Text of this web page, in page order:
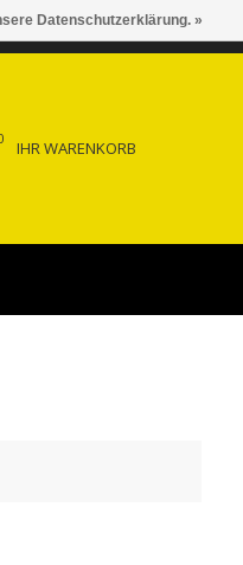
IHR WARENKORB
Datenschutzerklärung. »